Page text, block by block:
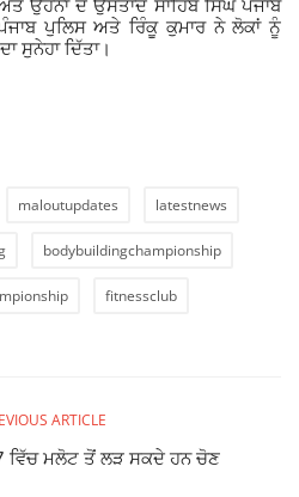
ਉਹਨਾਂ ਦੇ ਉਸਤਾਦ ਸਾਹਿਬ ਸਿੰਘ ਪੰਜਾਬ
ਪੁਲਿਸ ਅਤੇ ਰਿੰਕੂ ਕੁਮਾਰ ਨੇ ਲੋਕਾਂ ਨੂੰ
ਸੁਨੇਹਾ ਦਿੱਤਾ।
maloutupdates latestnews
bodybuildingchampionship
fitnessclub
ARTICLE
ਵਿੱਚ ਮਲੋਟ ਤੋਂ ਲੜ ਸਕਦੇ ਹਨ ਚੋਣ